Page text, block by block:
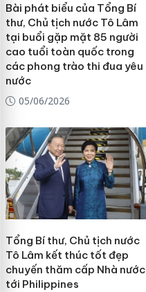
Bài phát biểu của Tổng Bí
thư, Chủ tịch nước Tô Lâm
tại buổi gặp mặt 85 người
cao tuổi toàn quốc trong
các phong trào thi đua yêu
nước
05/06/2026
Tổng Bí thư, Chủ tịch nước
Tô Lâm kết thúc tốt đẹp
chuyến thăm cấp Nhà nước
tới Philippines